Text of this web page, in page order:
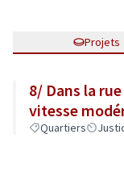
Projets
8/ Dans la
vitesse
Quartiers